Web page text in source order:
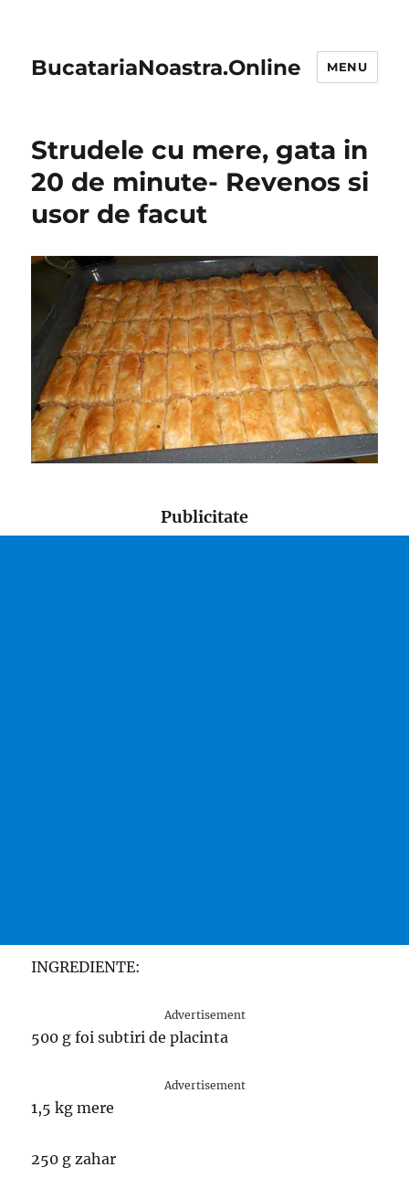
BucatariaNoastra.Online MENU
Strudele cu mere, gata in
20 de minute- Revenos si
usor de facut
Publicitate
INGREDIENTE:
Advertisement
500 g foi subtiri de placinta
Advertisement
1,5 kg mere
250 g zahar